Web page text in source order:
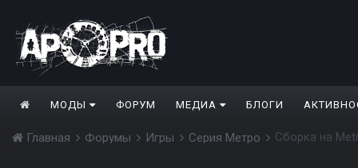
МОДЫ ФОРУМ МЕДИА БЛОГИ
Главная Форумы Игры Серия Метро Сборка на